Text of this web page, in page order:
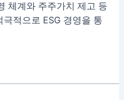
체계와 주주가치 제고 등
적으로 ESG 경영을 통